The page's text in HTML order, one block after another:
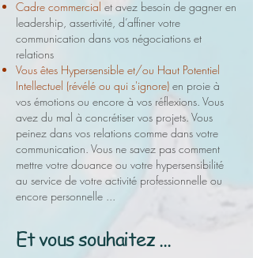
Cadre commercial et avez besoin de gagner en
leadership, assertivité, d’affiner votre
communication dans vos négociations et
relations
Vous êtes Hypersensible et/ou Haut Potentiel
Intellectuel (révélé ou qui s'ignore) en proie à
vos émotions ou encore à vos réflexions. Vous
avez du mal à concrétiser vos projets. Vous
peinez dans vos relations comme dans votre
communication. Vous ne savez pas comment
mettre votre douance ou votre hypersensibilité
au service de votre activité professionnelle ou
encore personnelle ...
Et vous souhaitez ...